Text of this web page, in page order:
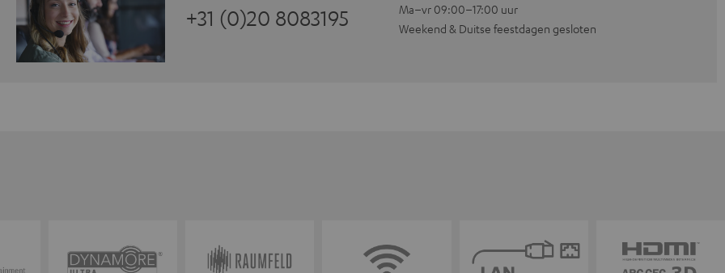
+31 (0)20 8083195
Ma–vr 09:00–17:00 uur
Weekend & Duitse feestdagen gesloten